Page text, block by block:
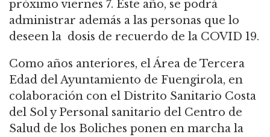
próximo viernes 7. Este año, se podrá
administrar además a las personas que lo
deseen la dosis de recuerdo de la COVID 19.
Como años anteriores, el Área de Tercera
Edad del Ayuntamiento de Fuengirola, en
colaboración con el Distrito Sanitario Costa
del Sol y Personal sanitario del Centro de
Salud de los Boliches ponen en marcha la